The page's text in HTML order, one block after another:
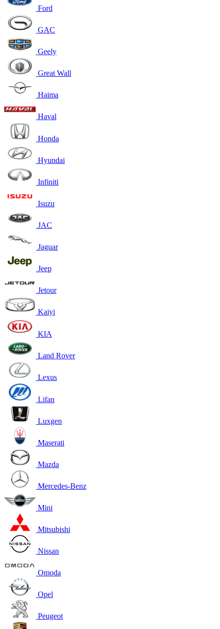
Ford
GAC
Geely
Great Wall
Haima
Haval
Honda
Hyundai
Infiniti
Isuzu
JAC
Jaguar
Jeep
Jetour
Kaiyi
KIA
Land Rover
Lexus
Lifan
Luxgen
Maserati
Mazda
Mercedes-Benz
Mini
Mitsubishi
Nissan
Omoda
Opel
Peugeot